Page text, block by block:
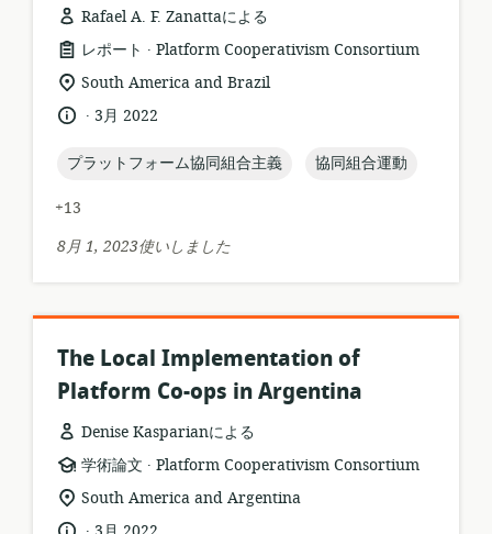
Rafael A. F. Zanattaによる
リ
ソ
ー
ス
ォ
マ
ト:
レポート .
公
者:
Platform Cooperativism Consortium
関
る
ロ
シ
ン:
South America and Brazil
言
.
公
日:
3月 2022
topic:
プラットフォーム協同組合主義 topic:
協同組合運動
+13
8月 1, 2023使いしました
The Local Implementation of
Platform Co-ops in Argentina
Denise Kasparianによる
リ
ソ
ー
学術論文 .
公
者:
Platform Cooperativism Consortium
関 South America and Argentina
.